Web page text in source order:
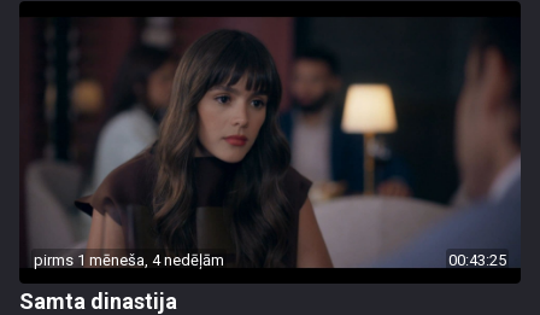
pirms 1 mēneša, 4 nedēļām 00:43:25
Samta dinastija